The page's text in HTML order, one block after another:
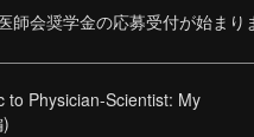
師会奨学金の応募受付が始まり
to Physician-Scientist: My